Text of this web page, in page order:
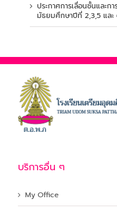
ประกาศการเลื่อนชั้นและก
มัธยมศึกษาปีที่ 2,3,5 และ
บริการอื่น ๆ
My Office